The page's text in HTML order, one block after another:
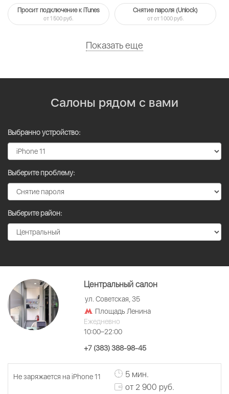
Просит подключение к iTunes
от 1 500 руб.
Снятие пароля (Unlock)
от от 1 000 руб.
Показать еще
Салоны рядом с вами
Выбранно устройство:
Выберите проблему:
Выберите район:
Центральный салон
ул. Советская, 35
Площадь Ленина
Ежедневно
10:00–22:00
+7 (383) 388-98-45
Не заряжается на iPhone 11
5 мин.
от 2 900 руб.